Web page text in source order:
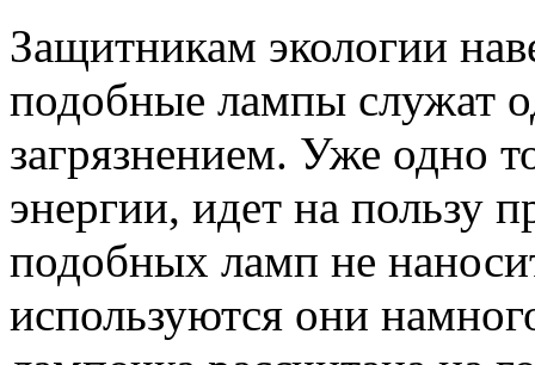
Защитникам экологии
подобные лампы служат
загрязнением. Уже одно
энергии, идет на пользу
подобных ламп не
используются они